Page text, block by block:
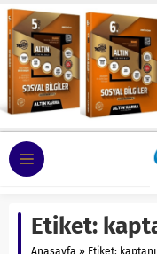
Etiket:
Anasayfa » Etiket: